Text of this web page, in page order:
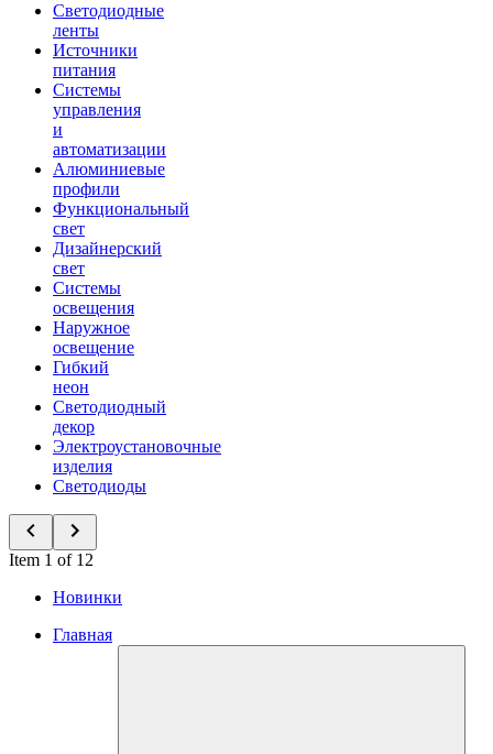
Светодиодные
ленты
Источники
питания
Системы
управления
и
автоматизации
Алюминиевые
профили
Функциональный
свет
Дизайнерский
свет
Системы
освещения
Наружное
освещение
Гибкий
неон
Светодиодный
декор
Электроустановочные
изделия
Светодиоды
Item 1 of 12
Новинки
Главная